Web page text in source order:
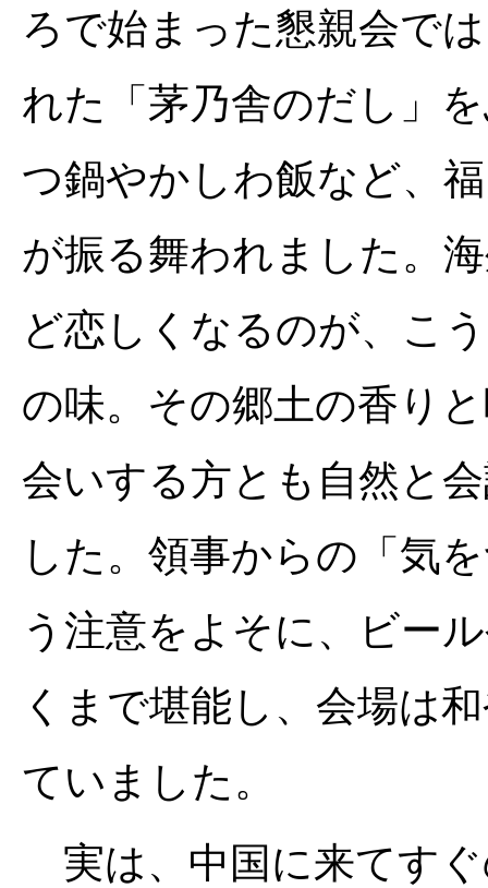
ろで始まった懇親会で
れた「茅乃舎のだし」
つ鍋やかしわ飯など、
が振る舞われました。
ど恋しくなるのが、こ
の味。その郷土の香り
会いする方とも自然と
した。領事からの「気
う注意をよそに、ビー
くまで堪能し、会場は
ていました。
実は、中国に来てす